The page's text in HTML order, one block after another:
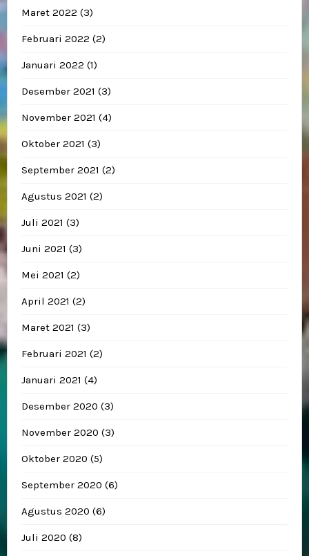
Maret 2022 (3)
Februari 2022 (2)
Januari 2022 (1)
Desember 2021 (3)
November 2021 (4)
Oktober 2021 (3)
September 2021 (2)
Agustus 2021 (2)
Juli 2021 (3)
Juni 2021 (3)
Mei 2021 (2)
April 2021 (2)
Maret 2021 (3)
Februari 2021 (2)
Januari 2021 (4)
Desember 2020 (3)
November 2020 (3)
Oktober 2020 (5)
September 2020 (6)
Agustus 2020 (6)
Juli 2020 (8)